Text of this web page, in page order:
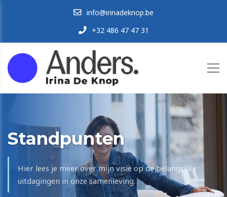
info@irinadeknop.be
+32 486 47 47 31
Standpunten
Hier lees je meer over mijn visie op de belangrijke
uitdagingen in onze samenleving.